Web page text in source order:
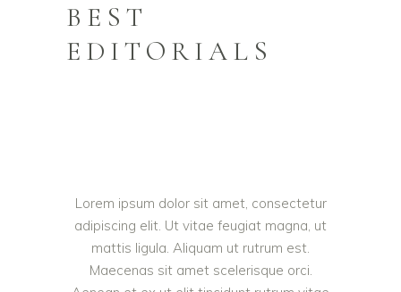
BEST
EDITORIALS
Lorem ipsum dolor sit amet, consectetur
adipiscing elit. Ut vitae feugiat magna, ut
mattis ligula. Aliquam ut rutrum est.
Maecenas sit amet scelerisque orci.